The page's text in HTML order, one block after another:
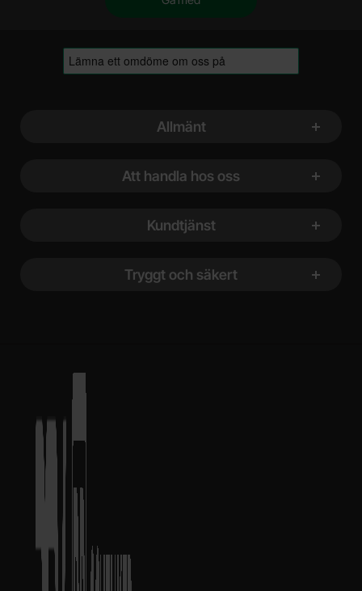
Allmänt
Att handla hos oss
Kundtjänst
Tryggt och säkert